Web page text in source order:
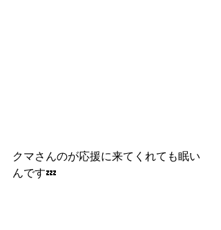
クマさんのが応援に来てくれても眠い
んです💤